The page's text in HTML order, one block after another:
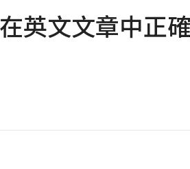
英文文章中正